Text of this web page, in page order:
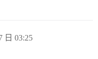
日 03:25